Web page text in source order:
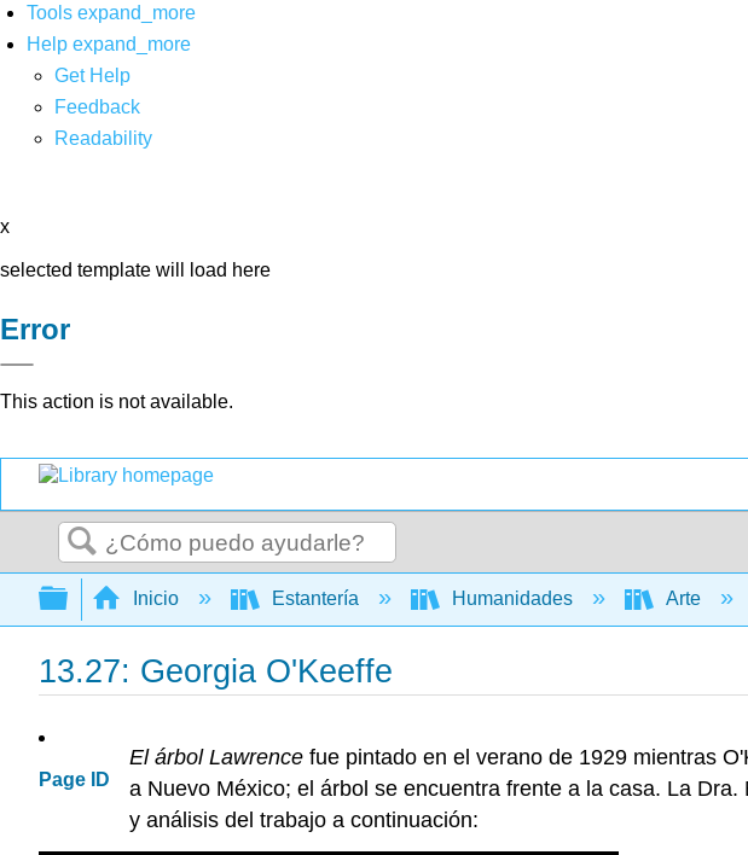
Tools expand_more
Help expand_more
Get Help
Feedback
Readability
x
selected template will load here
Error
This action is not available.
Buscar
Expandir/contraer jerarquía global
Inicio Estantería Humanidades Arte
13.27: Georgia O'Keeffe
Page ID
El árbol Lawrence fue pintado en el verano de 1929 mientras
a Nuevo México; el árbol se encuentra frente a la casa. La
y análisis del trabajo a continuación: